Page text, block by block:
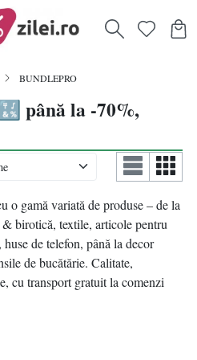
BUNDLEPRO
până la -70%,
o gamă variată de produse – de la
birotică, textile, articole pentru
de telefon, până la decor
de bucătărie. Calitate,
cu transport gratuit la comenzi